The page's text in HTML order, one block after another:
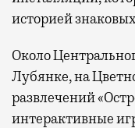
историей
Около
Лубянке, на
развлечений
интерактивные